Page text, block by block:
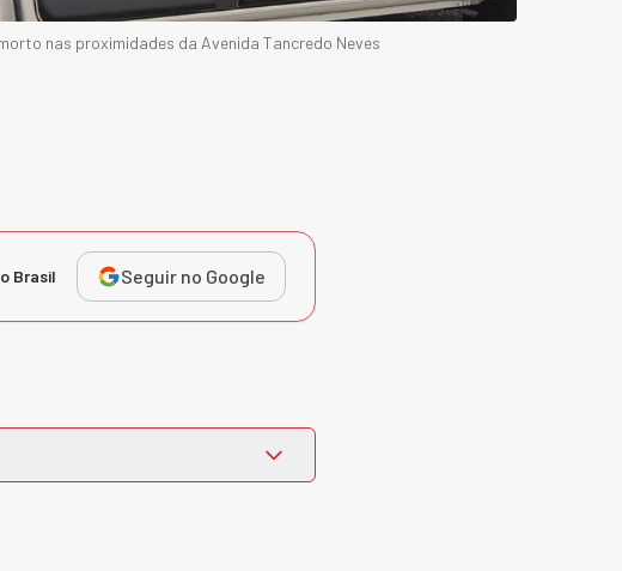
nas proximidades da Avenida Tancredo Neves
Brasil Seguir no Google